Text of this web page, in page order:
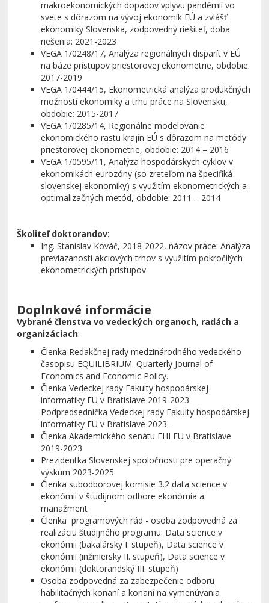
makroekonomických dopadov vplyvu pandémií vo
svete s dôrazom na vývoj ekonomík EÚ a zvlášť
ekonomiky Slovenska, zodpovedný riešiteľ, doba
riešenia: 2021-2023
VEGA 1/0248/17, Analýza regionálnych disparít v EÚ
na báze prístupov priestorovej ekonometrie, obdobie:
2017-2019
VEGA 1/0444/15, Ekonometrická analýza produkčných
možností ekonomiky a trhu práce na Slovensku,
obdobie: 2015-2017
VEGA 1/0285/14, Regionálne modelovanie
ekonomického rastu krajín EÚ s dôrazom na metódy
priestorovej ekonometrie, obdobie: 2014 – 2016
VEGA 1/0595/11, Analýza hospodárskych cyklov v
ekonomikách eurozóny (so zreteľom na špecifiká
slovenskej ekonomiky) s využitím ekonometrických a
optimalizačných metód, obdobie: 2011 – 2014
Školiteľ doktorandov:
Ing. Stanislav Kováč, 2018-2022, názov práce: Analýza
previazanosti akciových trhov s využitím pokročilých
ekonometrických prístupov
Doplnkové informácie
Vybrané členstva vo vedeckých organoch, radách a
organizáciach:
Členka Redakčnej rady medzinárodného vedeckého
časopisu EQUILIBRIUM. Quarterly Journal of
Economics and Economic Policy.
Členka Vedeckej rady Fakulty hospodárskej
informatiky EU v Bratislave 2019-2023
Podpredsedníčka Vedeckej rady Fakulty hospodárskej
informatiky EU v Bratislave 2023-
Členka Akademického senátu FHI EU v Bratislave
2019-2023
Prezidentka Slovenskej spoločnosti pre operačný
výskum 2023-2025
Členka subodborovej komisie 3.2 data science v
ekonómii v študijnom odbore ekonómia a
manažment
Členka programových rád - osoba zodpovedná za
realizáciu študijného programu: Data science v
ekonómii (bakalársky I. stupeň), Data science v
ekonómii (inžiniersky II. stupeň), Data science v
ekonómii (doktorandský III. stupeň)
Osoba zodpovedná za zabezpečenie odboru
habilitačných konaní a konaní na vymenúvania